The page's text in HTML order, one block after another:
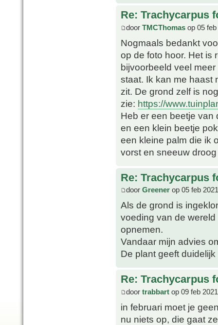
Re: Trachycarpus
door TMCThomas op 05
Nogmaals bedankt
op de foto hoor. Het is
bijvoorbeeld veel
staat. Ik kan me haast
zit. De grond zelf is
zie: https://
Heb er een beetje van
en een klein beetje
een kleine palm die ik
vorst en sneeuw
Re: Trachycarpus
door Greener op 05 feb
Als de grond is
voeding van de
opnemen.
Vandaar mijn advies
De plant geeft
Re: Trachycarpus
door trabbart op 09 feb
in februari moet je
nu niets op, die gaat